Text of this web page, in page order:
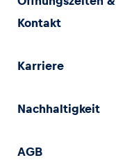
Kontakt
Karriere
Nachhaltigkeit
AGB